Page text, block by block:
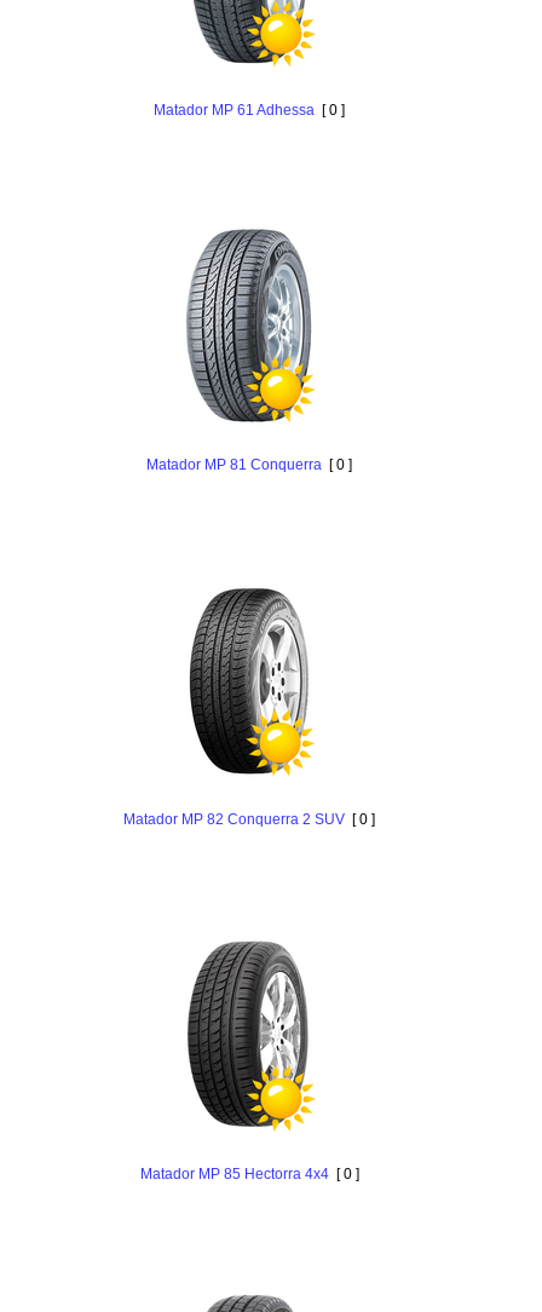
Matador MP 61 Adhessa [ 0 ]
Matador MP 81 Conquerra [ 0 ]
Matador MP 82 Conquerra 2 SUV [ 0 ]
Matador MP 85 Hectorra 4x4[ 0 ]